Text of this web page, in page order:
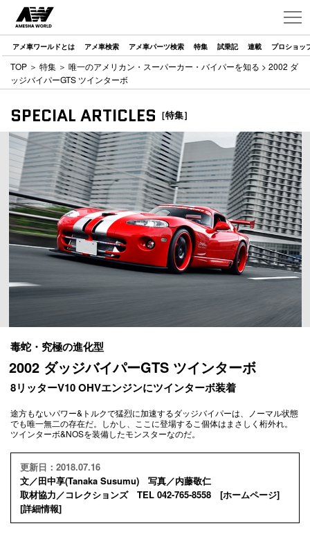
アメ車ワールドとは アメ車検索 アメ車パーツ検索 特集 試乗記 連載 プロショッ
TOP ＞ 特集 ＞ 唯一のアメリカン・スーパーカー・バイパーを知る > 2002 ダ
ッジバイパーGTS ツインターボ
SPECIAL ARTICLES ［特集］
毒蛇・究極の進化型
2002 ダッジバイパーGTS ツインターボ
8リッターV10 OHVエンジンにツインターボ装着
途方もないパワー&トルクで猛烈に加速するダッジバイパーは、ノーマル状態
でも唯一無二の存在だ。しかし、ここに登場するこ個体はまさしく桁外れ。
ツインターボ&NOSを装備したモンスターなのだ。
更新日：2018.07.16
文／田中享(Tanaka Susumu) 写真／内藤敬仁
取材協力／コレクションズ TEL 042-765-8558 [ホームページ]
[詳細情報]